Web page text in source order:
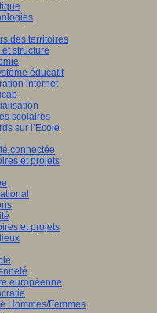
des territoires
et structure
éducatif
internet
scolaires
sur l’Ecole
connectée
et projets
et projets
européenne
Hommes/Femmes